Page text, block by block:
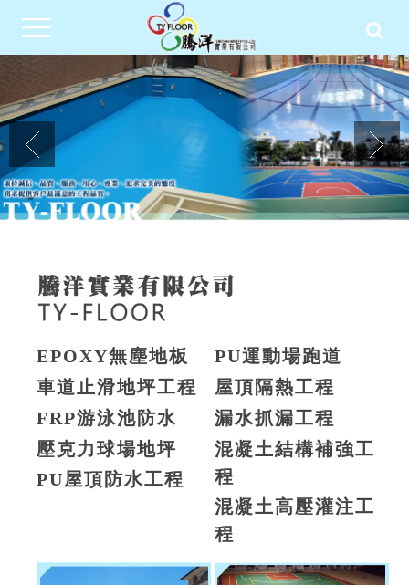
EPOXY無塵地板
車道止滑地坪工程
FRP游泳池防水
壓克力球場地坪
PU屋頂防水工程
PU運動場跑道
屋頂隔熱工程
漏水抓漏工程
混凝土結構補強工
程
混凝土高壓灌注工
程